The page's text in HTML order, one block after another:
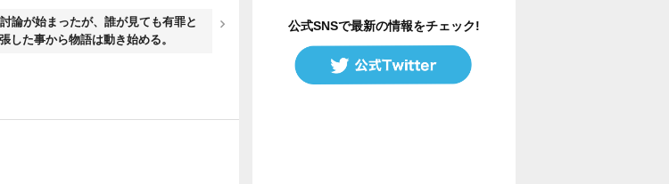
論が始まったが、誰が見ても有罪と
した事から物語は動き始める。
公式SNSで最新の情報をチェック!